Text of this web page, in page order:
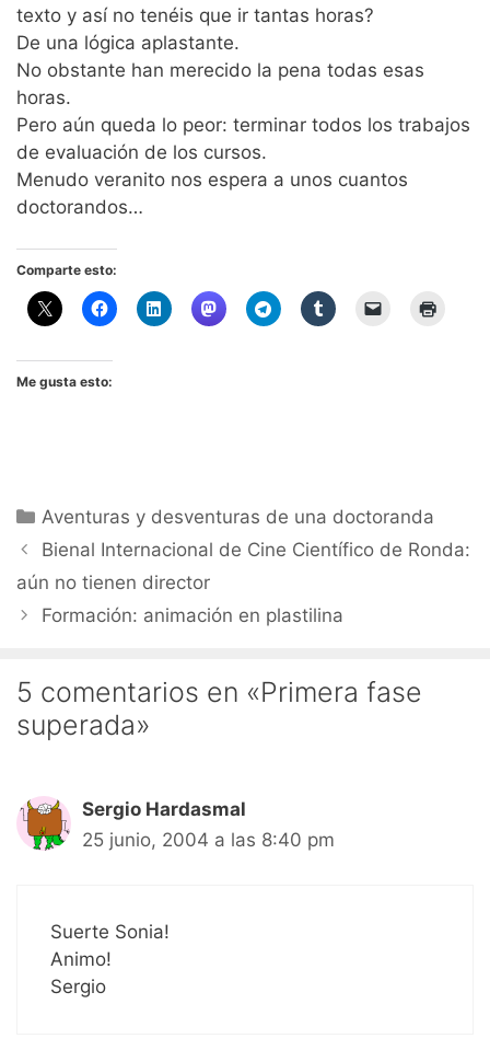
texto y así no tenéis que ir tantas horas?
De una lógica aplastante.
No obstante han merecido la pena todas esas
horas.
Pero aún queda lo peor: terminar todos los trabajos
de evaluación de los cursos.
Menudo veranito nos espera a unos cuantos
doctorandos…
Comparte esto:
Me gusta esto:
Categorías
Aventuras y desventuras de una doctoranda
Bienal Internacional de Cine Científico de Ronda:
aún no tienen director
Formación: animación en plastilina
5 comentarios en «Primera fase
superada»
Sergio Hardasmal
25 junio, 2004 a las 8:40 pm
Suerte Sonia!
Animo!
Sergio